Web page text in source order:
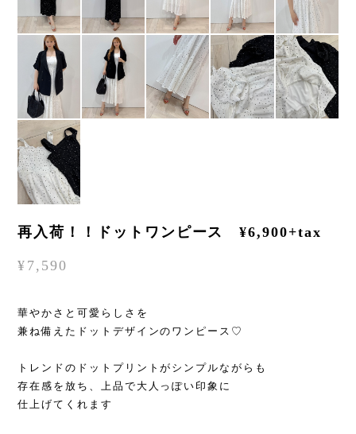
再入荷！！ドットワンピース ¥6,900+tax
¥7,590
華やかさと可愛らしさを
兼ね備えたドットデザインのワンピース♡
トレンドのドットプリントがシンプルながらも
存在感を放ち、上品で大人っぽい印象に
仕上げてくれます